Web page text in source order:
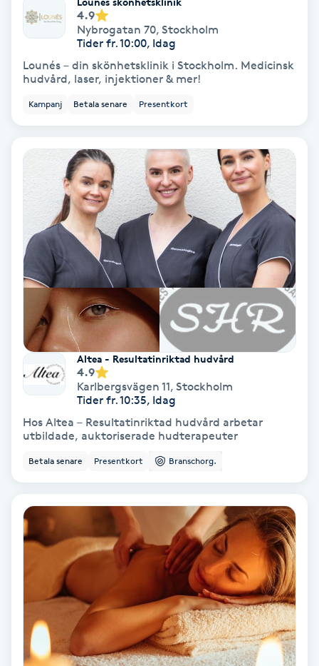
Color correction
Cryoterapi
Dermapen
Diamantslipning
Enzympeeling
Extensions
Extensions borttagning
Eyeliner-tatuering
Faceliftmassage
Fet hårbotten
Fettreducering
Fibromassage
Fillers
4.9
Nybrogatan 70, Stockholm
Tider fr. 10:00, Idag
Lounés – din skönhetsklinik i Stockholm. Medicinsk
hudvård, laser, injektioner & mer!
Kampanj Betala senare Presentkort
Altea - Resultatinriktad hudvård
4.9
Karlbergsvägen 11, Stockholm
Tider fr. 10:35, Idag
Hos Altea – Resultatinriktad hudvård arbetar
utbildade, auktoriserade hudterapeuter
Betala senare Presentkort Branschorg.